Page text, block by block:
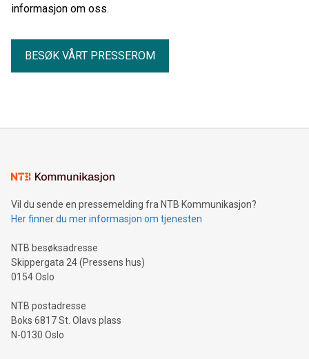
informasjon om oss.
BESØK VÅRT PRESSEROM
Vil du sende en pressemelding fra NTB Kommunikasjon?
Her finner du mer informasjon om tjenesten
NTB besøksadresse
Skippergata 24 (Pressens hus)
0154 Oslo
NTB postadresse
Boks 6817 St. Olavs plass
N-0130 Oslo